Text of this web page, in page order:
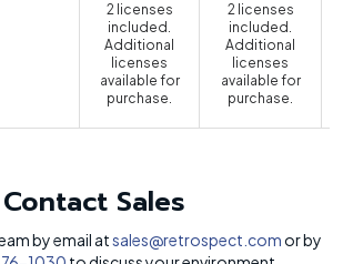
2 licenses
included.
Additional
licenses
available for
purchase.
2 licenses
included.
Additional
licenses
available for
purchase.
Contact Sales
by email atsales@retrospect.com or by